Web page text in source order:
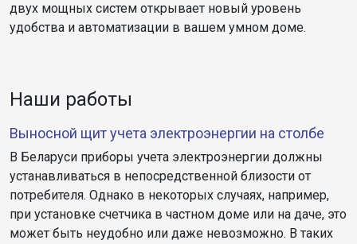
двух мощных систем открывает новый уровень
удобства и автоматизации в вашем умном доме.
Наши работы
Выносной щит учета электроэнергии на столбе
В Беларуси приборы учета электроэнергии должны
устанавливаться в непосредственной близости от
потребителя. Однако в некоторых случаях, например,
при установке счетчика в частном доме или на даче, это
может быть неудобно или даже невозможно. В таких